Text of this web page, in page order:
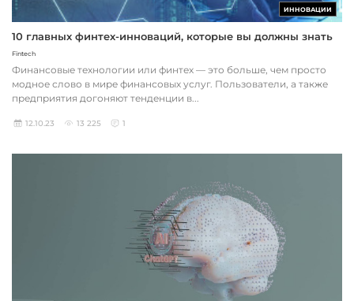
ИННОВАЦИИ
10 главных финтех-инноваций, которые вы должны знать
Fintech
Финансовые технологии или финтех — это больше, чем просто
модное слово в мире финансовых услуг. Пользователи, а также
предприятия догоняют тенденции в...
12.10.23 13 225 1